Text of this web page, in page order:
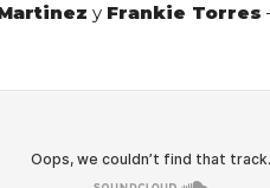
y Frankie Torres